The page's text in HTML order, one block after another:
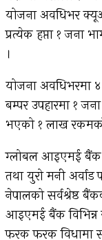
योजना अवधिभर
प्रत्येक हप्ता १ जना
।
योजना अवधिभरमा ४
बम्पर उपहारमा १
भएको १ लाख रकमको
ग्लोबल आइएमई बैंक
तथा युरो मनी
नेपालको सर्वश्रेष्ठ
आइएमई बैंक विभिन्न
फरक फरक विधामा